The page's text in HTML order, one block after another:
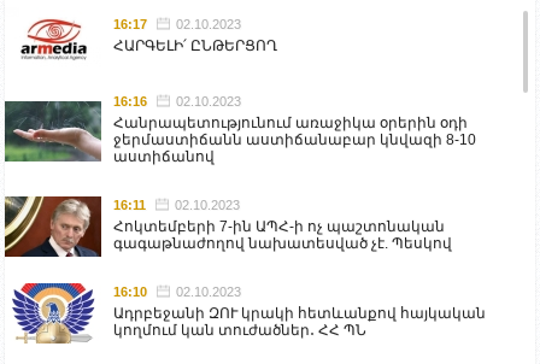
16:17 02.10.2023
ՀԱՐԳԵԼԻ՛ ԸՆԹԵՐՑՈՂ
16:16 02.10.2023
Հանրապետությունում առաջիկա օրերին օդի
ջերմաստիճանն աստիճանաբար կնվազի 8-10
աստիճանով
16:11 02.10.2023
Հոկտեմբերի 7-ին ԱՊՀ-ի ոչ պաշտոնական
գագաթնաժողով նախատեսված չէ. Պեսկով
16:10 02.10.2023
Ադրբեջանի ԶՈՒ կրակի հետևանքով հայկական
կողմում կան տուժածներ․ ՀՀ ՊՆ